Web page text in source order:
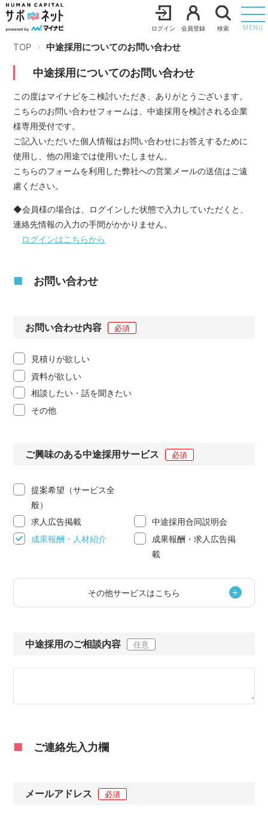
ログイン 会員登録 検索 MENU
TOP 中途採用についてのお問い合わせ
中途採用についてのお問い合わせ
この度はマイナビをこ検討いただき、ありがとうございます。
こちらのお問い合わせフォームは、中途採用を検討される企業
様専用受付です。
ご記入いただいた個人情報はお問い合わせにお答えするために
使用し、他の用途では使用いたしません。
こちらのフォームを利用した弊社への営業メールの送信はご遠
慮ください。
◆会員様の場合は、ログインした状態で入力していただくと、
連絡先情報の入力の手間がかかりません。
ログインはこちらから
■ お問い合わせ
お問い合わせ内容 必須
見積りが欲しい
資料が欲しい
相談したい・話を聞きたい
その他
ご興味のある中途採用サービス 必須
提案希望（サービス全
般）
求人広告掲載
中途採用合同説明会
成果報酬・人材紹介
成果報酬・求人広告掲
載
その他サービスはこちら
中途採用のご相談内容 任意
■ ご連絡先入力欄
メールアドレス 必須